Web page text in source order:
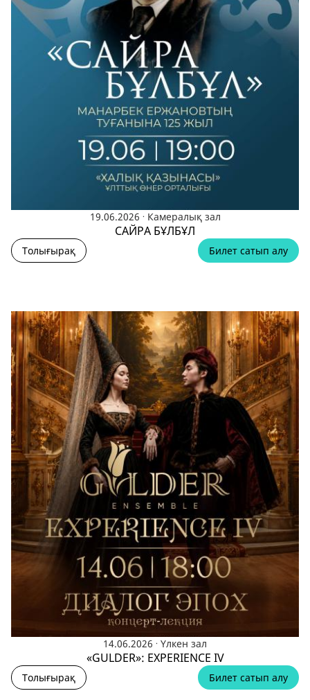
19.06.2026 . Камералық зал
САЙРА БҰЛБҰЛ
Толығырақ Билет сатып алу
14.06.2026 . Үлкен зал
«GULDER»: EXPERIENCE IV
Толығырақ Билет сатып алу